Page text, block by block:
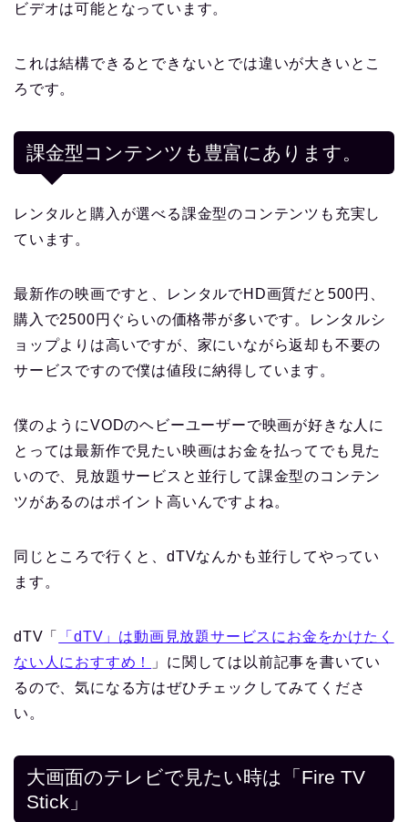
ビデオは可能となっています。
これは結構できるとできないとでは違いが大きいとこ
ろです。
課金型コンテンツも豊富にあります。
レンタルと購入が選べる課金型のコンテンツも充実し
ています。
最新作の映画ですと、レンタルでHD画質だと500円、
購入で2500円ぐらいの価格帯が多いです。レンタルシ
ョップよりは高いですが、家にいながら返却も不要の
サービスですので僕は値段に納得しています。
僕のようにVODのヘビーユーザーで映画が好きな人に
とっては最新作で見たい映画はお金を払ってでも見た
いので、見放題サービスと並行して課金型のコンテン
ツがあるのはポイント高いんですよね。
同じところで行くと、dTVなんかも並行してやってい
ます。
dTV「
「dTV」は動画見放題サービスにお金をかけたく
ない人におすすめ！
」に関しては以前記事を書いてい
るので、気になる方はぜひチェックしてみてくださ
い。
大画面のテレビで見たい時は「Fire TV
Stick」